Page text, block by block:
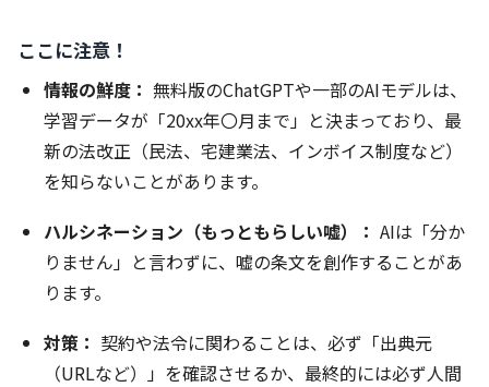
ここに注意！
情報の鮮度： 無料版のChatGPTや一部のAIモデルは、
学習データが「20xx年〇月まで」と決まっており、最
新の法改正（民法、宅建業法、インボイス制度など）
を知らないことがあります。
ハルシネーション（もっともらしい嘘）： AIは「分か
りません」と言わずに、嘘の条文を創作することがあ
ります。
対策： 契約や法令に関わることは、必ず「出典元
（URLなど）」を確認させるか、最終的には必ず人間